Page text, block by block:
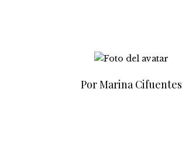
Por Marina Cifuentes